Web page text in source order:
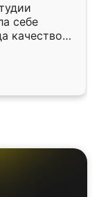
себе
качеством
уже почти